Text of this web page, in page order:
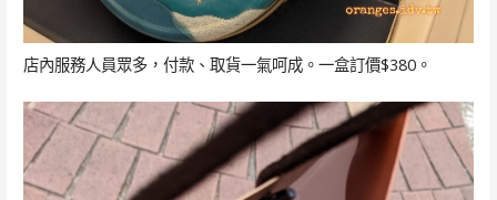
店內服務人員眾多，付款、取貨一氣呵成。一盒訂價$380。